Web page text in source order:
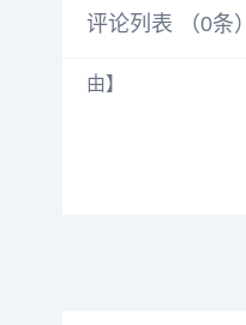
评论列表 （0条）